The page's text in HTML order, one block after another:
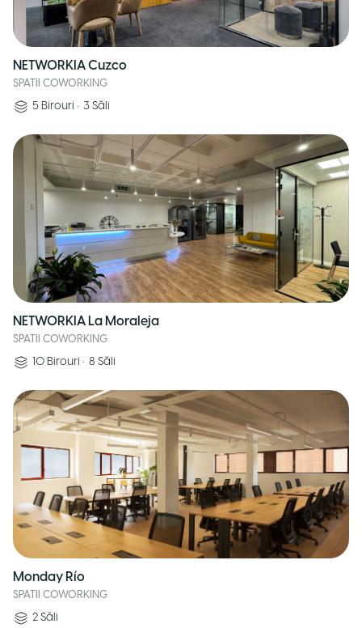
NETWORKIA Cuzco
SPATII COWORKING
5 Birouri • 3 Săli
NETWORKIA La Moraleja
SPATII COWORKING
10 Birouri • 8 Săli
Monday Río
SPATII COWORKING
2 Săli